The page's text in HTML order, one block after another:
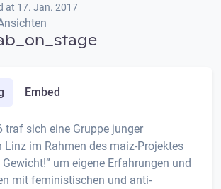
at 17. Jan. 2017
Embed
traf sich eine Gruppe junger
Linz im Rahmen des maiz-Projektes
um eigene Erfahrungen und
mit feministischen und anti-